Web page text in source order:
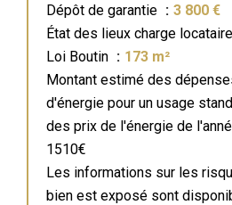
Dépôt de garantie
3 800 €
État des lieux charge locataire
Loi Boutin
173 m²
Montant estimé des
d'énergie pour un usage
des prix de l'énergie de
1510€
Les informations sur les
bien est exposé sont